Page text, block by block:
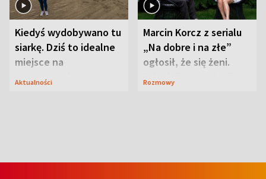
Kiedyś wydobywano tu
siarkę. Dziś to idealne
miejsce na
wypoczynek
Aktualności
Marcin Korcz z serialu
„Na dobre i na złe”
ogłosił, że się żeni.
Zdradził, co zmienił
Rozmowy